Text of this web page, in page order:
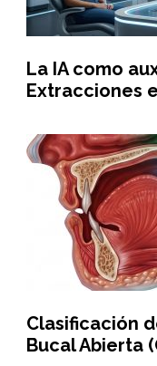
La IA como
Extracciones
Clasificación
Bucal Abierta